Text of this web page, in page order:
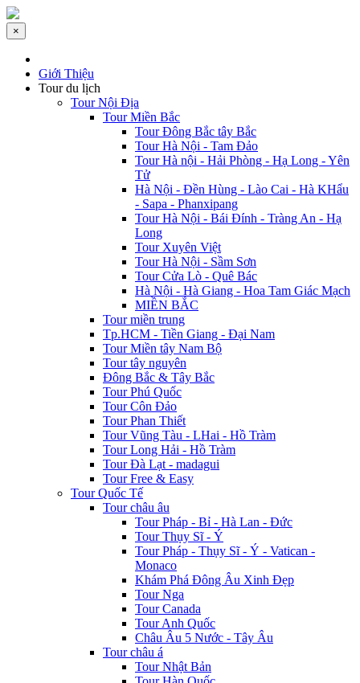
×
Giới Thiệu
Tour du lịch
Tour Nội Địa
Tour Miền Bắc
Tour Đông Bắc tây Bắc
Tour Hà Nội - Tam Đảo
Tour Hà nội - Hải Phòng - Hạ Long - Yên
Tử
Hà Nội - Đền Hùng - Lào Cai - Hà KHẩu
- Sapa - Phanxipang
Tour Hà Nội - Bái Đính - Tràng An - Hạ
Long
Tour Xuyên Việt
Tour Hà Nội - Sầm Sơn
Tour Cửa Lò - Quê Bác
Hà Nội - Hà Giang - Hoa Tam Giác Mạch
MIỀN BẮC
Tour miền trung
Tp.HCM - Tiền Giang - Đại Nam
Tour Miền tây Nam Bộ
Tour tây nguyên
Đông Bắc & Tây Bắc
Tour Phú Quốc
Tour Côn Đảo
Tour Phan Thiết
Tour Vũng Tàu - LHai - Hồ Tràm
Tour Long Hải - Hồ Tràm
Tour Đà Lạt - madagui
Tour Free & Easy
Tour Quốc Tế
Tour châu âu
Tour Pháp - Bỉ - Hà Lan - Đức
Tour Thụy Sĩ - Ý
Tour Pháp - Thụy Sĩ - Ý - Vatican -
Monaco
Khám Phá Đông Âu Xinh Đẹp
Tour Nga
Tour Canada
Tour Anh Quốc
Châu Âu 5 Nước - Tây Âu
Tour châu á
Tour Nhật Bản